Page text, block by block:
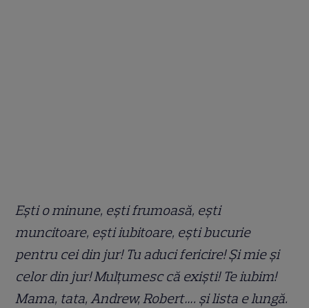
Ești o minune, ești frumoasă, ești
muncitoare, ești iubitoare, ești bucurie
pentru cei din jur! Tu aduci fericire! Și mie și
celor din jur! Mulțumesc că exiști! Te iubim!
Mama, tata, Andrew, Robert…. și lista e lungă.